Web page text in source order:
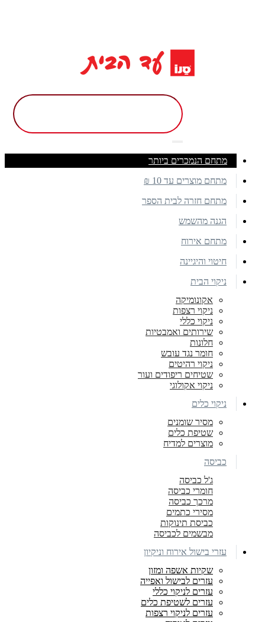
מתחם הנמכרים ביותר
מתחם מוצרים עד 10 ₪
מתחם חזרה לבית הספר
הגנה מהשמש
מתחם אירוח
חיטוי והיגיינה
ניקוי הבית
אקונומיקה
ניקוי רצפות
ניקוי כללי
שירותים ואמבטיות
חלונות
חומר נגד עובש
ניקוי רהיטים
שטיחים ריפודים ועור
ניקוי אקולוגי
ניקוי כלים
מסיר שומנים
שטיפת כלים
מוצרים למדיח
כביסה
ג'ל כביסה
חומרי כביסה
מרכך כביסה
מסירי כתמים
כביסת תינוקות
מבשמים לכביסה
עזרי בישול אירוח וניקיון
שקיות אשפה ומזון
עזרים לבישול ואפייה
עזרים לניקוי כללי
עזרים לשטיפת כלים
עזרים לניקוי רצפות